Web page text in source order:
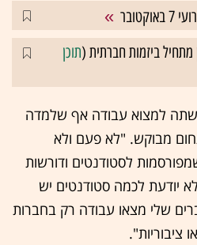
ביזמות חברתית (תוכן
למצוא עבודה אף שלמדה
מבוקש. "לא פעם ולא
לסטודנטים ודורשות
לא יודעת לכמה סטודנטים יש
שלי מצאו עבודה רק בחברות
ציבוריות".